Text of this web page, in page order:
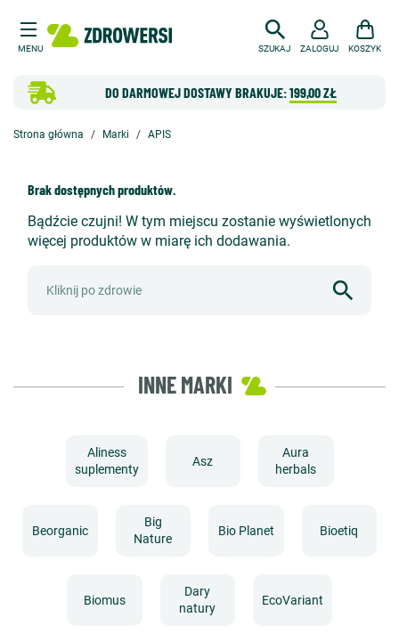
MENU SZUKAJ
DO DARMOWEJ DOSTAWY BRAKUJE:199,00 ZŁ
ZALOGUJ KOSZYK
Strona główna Marki APIS
Brak dostępnych produktów.
Bądźcie czujni! W tym miejscu zostanie wyświetlonych
więcej produktów w miarę ich dodawania.
INNE MARKI
Aliness
suplementy
Asz
Aura
herbals
Beorganic
Big
Nature
Bio Planet Bioetiq
Biomus
Dary
natury
EcoVariant